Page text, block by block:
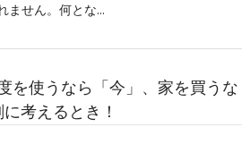
ません。何とな…
を使うなら「今」、家を買うな
考えるとき！